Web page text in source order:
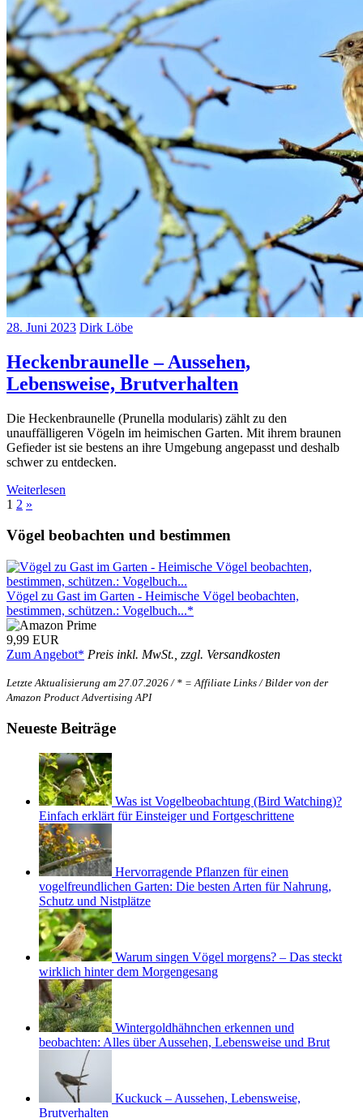
28. Juni 2023 Dirk Löbe
Heckenbraunelle – Aussehen,
Lebensweise, Brutverhalten
Die Heckenbraunelle (Prunella modularis) zählt zu den
unauffälligeren Vögeln im heimischen Garten. Mit ihrem braunen
Gefieder ist sie bestens an ihre Umgebung angepasst und deshalb
schwer zu entdecken.
Weiterlesen
Seitennummerierung
der
Beiträge
1 2 Nächste
»
Vögel beobachten und bestimmen
Vögel zu Gast im Garten - Heimische Vögel beobachten,
bestimmen, schützen.: Vogelbuch...*
9,99 EUR
Zum Angebot* Preis inkl. MwSt., zzgl. Versandkosten
Letzte Aktualisierung am 27.07.2026 / * = Affiliate Links / Bilder von der
Amazon Product Advertising API
Neueste Beiträge
Was ist Vogelbeobachtung (Bird Watching)?
Einfach erklärt für Einsteiger und Fortgeschrittene
Hervorragende Pflanzen für einen
vogelfreundlichen Garten: Die besten Arten für Nahrung,
Schutz und Nistplätze
Warum singen Vögel morgens? – Das steckt
wirklich hinter dem Morgengesang
Wintergoldhähnchen erkennen und
beobachten: Alles über Aussehen, Lebensweise und Brut
Kuckuck – Aussehen, Lebensweise,
Brutverhalten